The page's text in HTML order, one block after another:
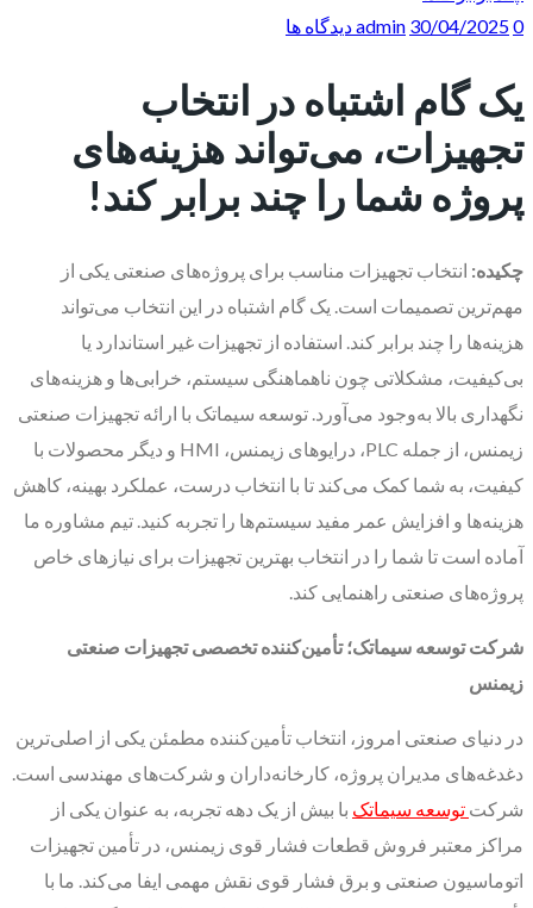
admin 30/04/20250 دیدگاه ها
یک گام اشتباه در انتخاب
تجهیزات، می‌تواند هزینه‌های
پروژه شما را چند برابر کند!
چکیده: انتخاب تجهیزات مناسب برای پروژه‌های صنعتی یکی از
مهم‌ترین تصمیمات است. یک گام اشتباه در این انتخاب می‌تواند
هزینه‌ها را چند برابر کند. استفاده از تجهیزات غیر استاندارد یا
بی‌کیفیت، مشکلاتی چون ناهماهنگی سیستم، خرابی‌ها و هزینه‌های
نگهداری بالا به‌وجود می‌آورد. توسعه سیماتک با ارائه تجهیزات صنعتی
زیمنس، از جمله PLC، درایوهای زیمنس، HMI و دیگر محصولات با
کیفیت، به شما کمک می‌کند تا با انتخاب درست، عملکرد بهینه، کاهش
هزینه‌ها و افزایش عمر مفید سیستم‌ها را تجربه کنید. تیم مشاوره ما
آماده است تا شما را در انتخاب بهترین تجهیزات برای نیازهای خاص
پروژه‌های صنعتی راهنمایی کند.
شرکت توسعه سیماتک؛ تأمین‌کننده تخصصی تجهیزات صنعتی
زیمنس
در دنیای صنعتی امروز، انتخاب تأمین‌کننده مطمئن یکی از اصلی‌ترین
دغدغه‌های مدیران پروژه، کارخانه‌داران و شرکت‌های مهندسی است.
شرکت توسعه سیماتک با بیش از یک دهه تجربه، به عنوان یکی از
مراکز معتبر فروش قطعات فشار قوی زیمنس، در تأمین تجهیزات
اتوماسیون صنعتی و برق فشار قوی نقش مهمی ایفا می‌کند. ما با